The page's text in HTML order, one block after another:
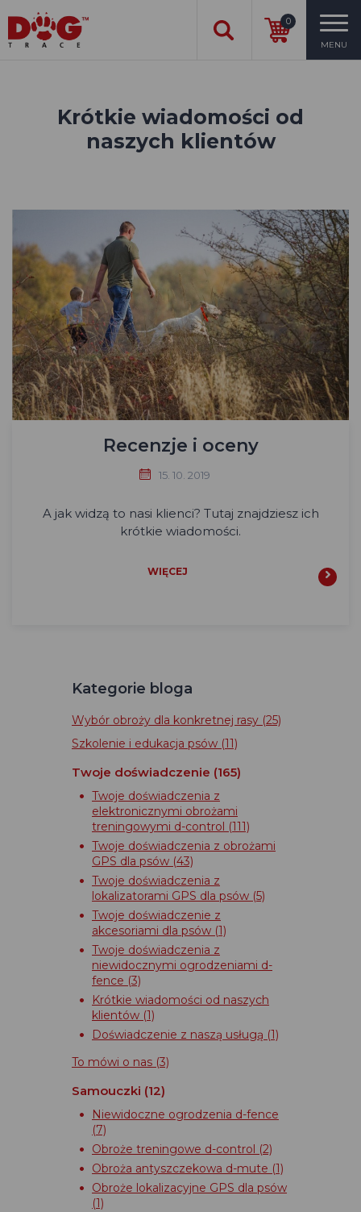
0
MENU
Krótkie wiadomości od
naszych klientów
Recenzje i oceny
15. 10. 2019
A jak widzą to nasi klienci? Tutaj znajdziesz ich
krótkie wiadomości.
WIĘCEJ
Kategorie bloga
Wybór obroży dla konkretnej rasy (25)
Szkolenie i edukacja psów (11)
Twoje doświadczenie (165)
Twoje doświadczenia z
elektronicznymi obrożami
treningowymi d-control (111)
Twoje doświadczenia z obrożami
GPS dla psów (43)
Twoje doświadczenia z
lokalizatorami GPS dla psów (5)
Twoje doświadczenie z
akcesoriami dla psów (1)
Twoje doświadczenia z
niewidocznymi ogrodzeniami d-
fence (3)
Krótkie wiadomości od naszych
klientów (1)
Doświadczenie z naszą usługą (1)
To mówi o nas (3)
Samouczki (12)
Niewidoczne ogrodzenia d-fence
(7)
Obroże treningowe d-control (2)
Obroża antyszczekowa d-mute (1)
Obroże lokalizacyjne GPS dla psów
(1)